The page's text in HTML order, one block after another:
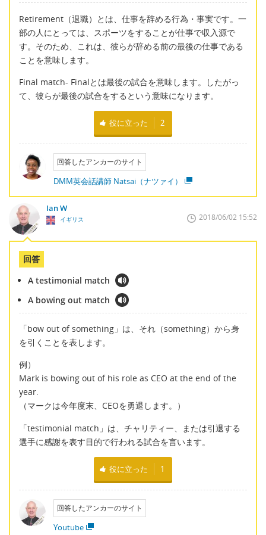
Retirement（退職）とは、仕事を辞める行為・事実です。一
部の人にとっては、スポーツをすることが仕事で収入源で
す。そのため、これは、彼らが辞める前の最後の仕事である
ことを意味します。
Final match- Finalとは最後の試合を意味します。したがっ
て、彼らが最後の試合をするという意味になります。
役に立った 2
回答したアンカーのサイト
DMM英会話講師 Natsai（ナツァイ）
Ian W
イギリス 2018/06/02 15:52
回答
A testimonial match
A bowing out match
「bow out of something」は、それ（something）から身
を引くことを表します。
例）
Mark is bowing out of his role as CEO at the end of the
year.
（マークは今年度末、CEOを勇退します。）
「testimonial match」は、チャリティー、または引退する
選手に感謝を表す目的で行われる試合を言います。
役に立った 1
回答したアンカーのサイト
Youtube